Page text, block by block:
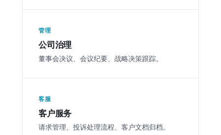
管理
公司治理
董事会决议、会议纪要、战略决策跟踪。
客服
客户服务
请求管理、投诉处理流程、客户文档归档。